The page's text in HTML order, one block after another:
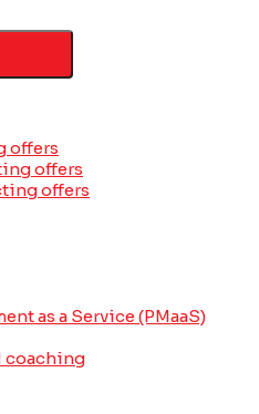
offers
offers
offers
as a Service (PMaaS)
coaching